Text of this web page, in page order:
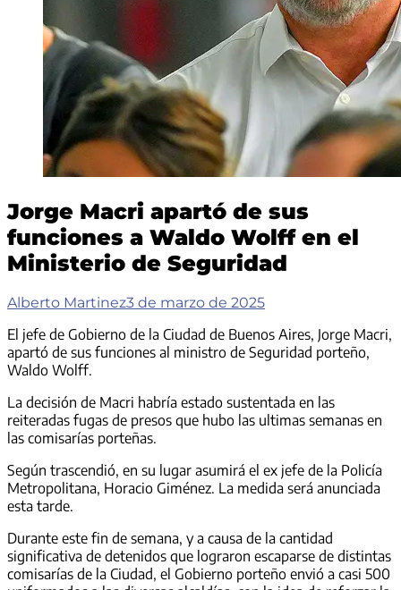
Jorge Macri apartó de sus
funciones a Waldo Wolff en el
Ministerio de Seguridad
Alberto Martinez3 de marzo de 2025
El jefe de Gobierno de la Ciudad de Buenos Aires, Jorge Macri,
apartó de sus funciones al ministro de Seguridad porteño,
Waldo Wolff.
La decisión de Macri habría estado sustentada en las
reiteradas fugas de presos que hubo las ultimas semanas en
las comisarías porteñas.
Según trascendió, en su lugar asumirá el ex jefe de la Policía
Metropolitana, Horacio Giménez. La medida será anunciada
esta tarde.
Durante este fin de semana, y a causa de la cantidad
significativa de detenidos que lograron escaparse de distintas
comisarías de la Ciudad, el Gobierno porteño envió a casi 500